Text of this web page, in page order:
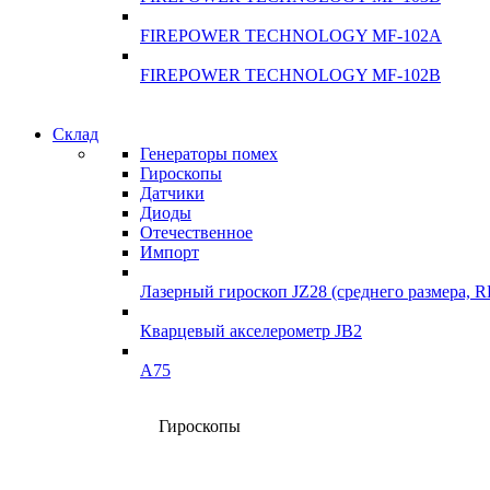
FIREPOWER TECHNOLOGY MF-102A
FIREPOWER TECHNOLOGY MF-102B
Инклинометры
Подробнее
Инклинометры
подробнее
Склад
Генераторы помех
Гироскопы
Датчики
Диоды
Отечественное
Импорт
Лазерный гироскоп JZ28 (среднего размера,
Кварцевый акселерометр JB2
A75
Гироскопы